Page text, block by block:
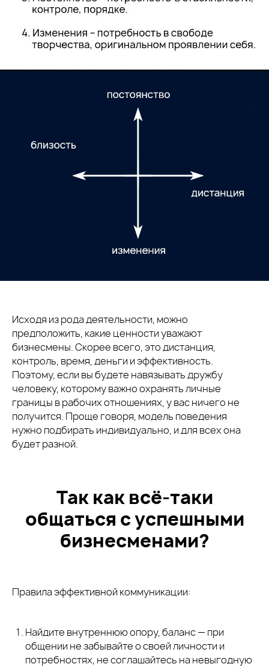
Исходя из рода деятельности, можно
предположить, какие ценности уважают
бизнесмены. Скорее всего, это дистанция,
контроль, время, деньги и эффективность.
Поэтому, если вы будете навязывать дружбу
человеку, которому важно охранять личные
границы в рабочих отношениях, у вас ничего не
получится. Проще говоря, модель поведения
нужно подбирать индивидуально, и для всех она
будет разной.
Так как всё-таки
общаться с успешными
бизнесменами?
Правила эффективной коммуникации:
Найдите внутреннюю опору, баланс — при
общении не забывайте о своей личности и
потребностях, не соглашайтесь на невыгодную